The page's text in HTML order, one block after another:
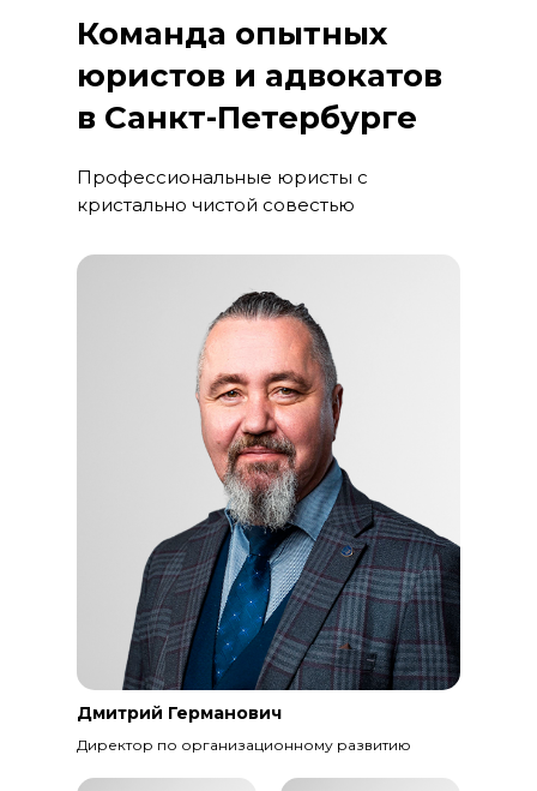
Команда опытных
юристов и адвокатов
в Санкт-Петербурге
Дмитрий Германович
Директор по организационному развитию
Профессиональные юристы с
кристально чистой совестью